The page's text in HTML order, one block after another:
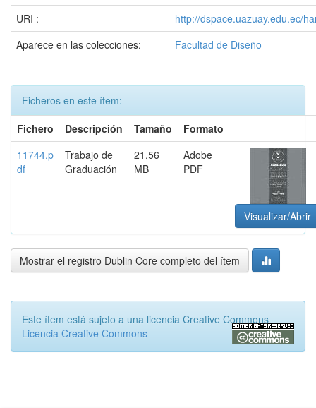
URI :
http://dspace.uazuay.edu.ec/
Aparece en las colecciones:
Facultad de Diseño
Ficheros en este ítem:
Fichero
Descripción Tamaño
Formato
11744.p
df
Trabajo de
Graduación
21,56
MB
Adobe
PDF
Visualizar/Abrir
Mostrar el registro Dublin Core completo del ítem
Este ítem está sujeto a una licencia Creative Commons
Licencia Creative Commons